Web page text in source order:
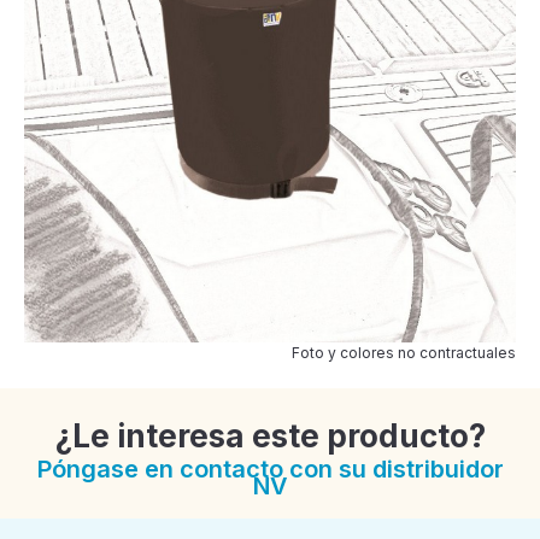
Foto y colores no contractuales
¿Le interesa este producto?
Póngase en contacto con su distribuidor
NV